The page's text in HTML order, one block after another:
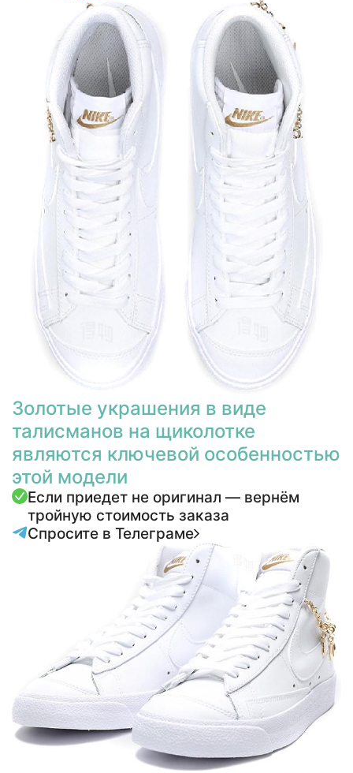
Золотые украшения в виде
талисманов на щиколотке
являются ключевой особенностью
этой модели
Если приедет не оригинал — вернём
тройную стоимость заказа
Спросите в Телеграме